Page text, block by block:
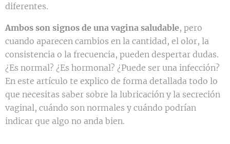
diferentes.
Ambos son signos de una vagina saludable, pero
cuando aparecen cambios en la cantidad, el olor, la
consistencia o la frecuencia, pueden despertar dudas.
¿Es normal? ¿Es hormonal? ¿Puede ser una infección?
En este artículo te explico de forma detallada todo lo
que necesitas saber sobre la lubricación y la secreción
vaginal, cuándo son normales y cuándo podrían
indicar que algo no anda bien.